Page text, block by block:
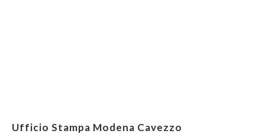
Ufficio Stampa Modena Cavezzo